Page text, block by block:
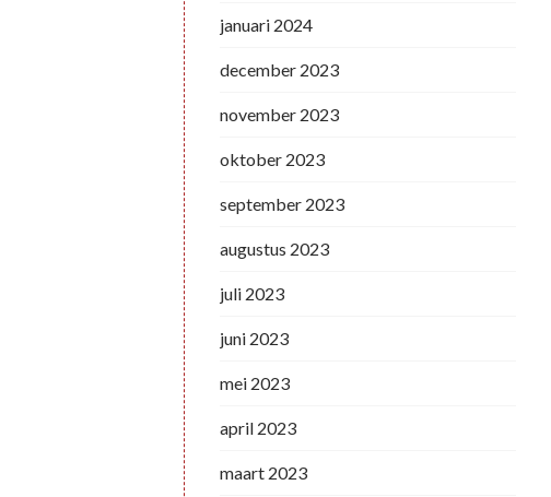
januari 2024
december 2023
november 2023
oktober 2023
september 2023
augustus 2023
juli 2023
juni 2023
mei 2023
april 2023
maart 2023